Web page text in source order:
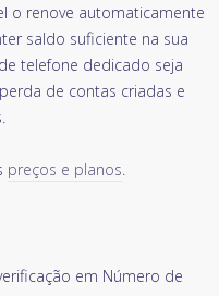
o renove automaticamente
saldo suficiente na sua
telefone dedicado seja
de contas criadas e
preços e planos.
em Número de